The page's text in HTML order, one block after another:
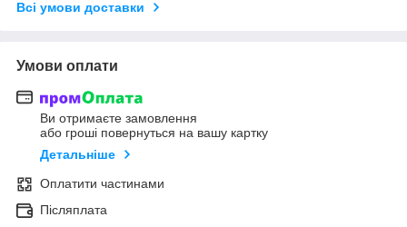
Всі умови доставки
Умови оплати
Ви отримаєте замовлення
або гроші повернуться на вашу картку
Детальніше
Оплатити частинами
Післяплата